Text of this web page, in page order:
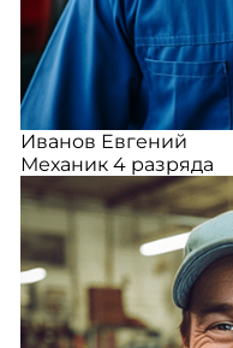
Иванов Евгений
Механик 4 разряда